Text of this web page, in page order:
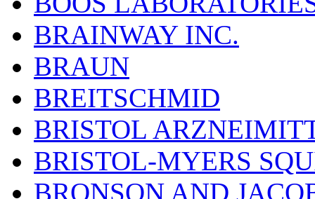
BRAINWAY INC.
BRAUN
BREITSCHMID
BRISTOL
BRISTOL-MYERS
BRONSON AND